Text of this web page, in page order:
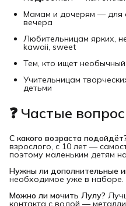
Мамам и дочерям — для
вечера
Любительницам ярких,
kawaii, sweet
Тем, кто ищет
Учительницам
детьми
❓ Частые
С какого возраста
взрослого, с 10 лет —
поэтому маленьким детям
Нужны ли дополнительные
необходимое уже в
Можно ли мочить Лулу?
контакта с водой —